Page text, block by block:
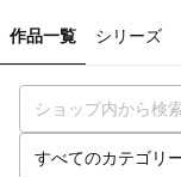
作品一覧 シリーズ